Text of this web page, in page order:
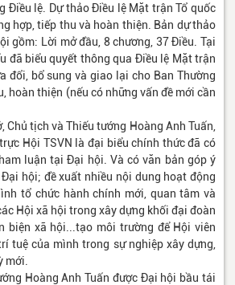
Điều lệ. Dự thảo Điều lệ Mặt trận Tổ quốc
hợp, tiếp thu và hoàn thiện. Bản dự thảo
gồm: Lời mở đầu, 8 chương, 37 Điều. Tại
đã biểu quyết thông qua Điều lệ Mặt trận
đổi, bổ sung và giao lại cho Ban Thường
hoàn thiện (nếu có những vấn đề mới cần
tịch và Thiếu tướng Hoàng Anh Tuấn,
Hội TSVN là đại biểu chính thức đã có
luận tại Đại hội. Và có văn bản góp ý
hội; đề xuất nhiều nội dung hoạt động
tổ chức hành chính mới, quan tâm và
Hội xã hội trong xây dựng khối đại đoàn
biện xã hội...tạo môi trường để Hội viên
tuệ của mình trong sự nghiệp xây dựng,
mới.
Hoàng Anh Tuấn được Đại hội bầu tái